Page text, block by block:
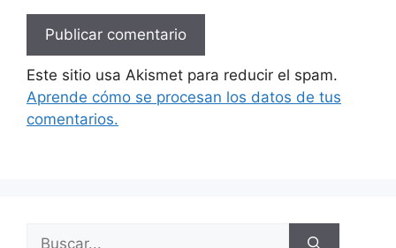
Este sitio usa Akismet para reducir el spam.
Aprende cómo se procesan los datos de tus
comentarios.
Buscar: